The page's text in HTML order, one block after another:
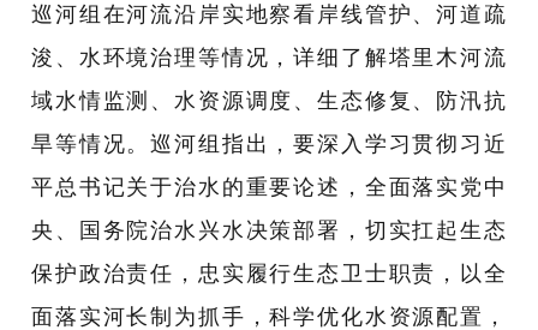
巡河组在河流沿岸实地察看岸线管护、河道疏
浚、水环境治理等情况，详细了解塔里木河流
域水情监测、水资源调度、生态修复、防汛抗
旱等情况。巡河组指出，要深入学习贯彻习近
平总书记关于治水的重要论述，全面落实党中
央、国务院治水兴水决策部署，切实扛起生态
保护政治责任，忠实履行生态卫士职责，以全
面落实河长制为抓手，科学优化水资源配置，